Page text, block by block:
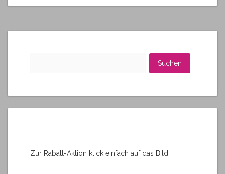
t
:
Zur Rabatt-Aktion klick einfach auf das Bild.